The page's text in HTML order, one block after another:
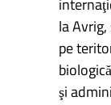
la
pe
şi